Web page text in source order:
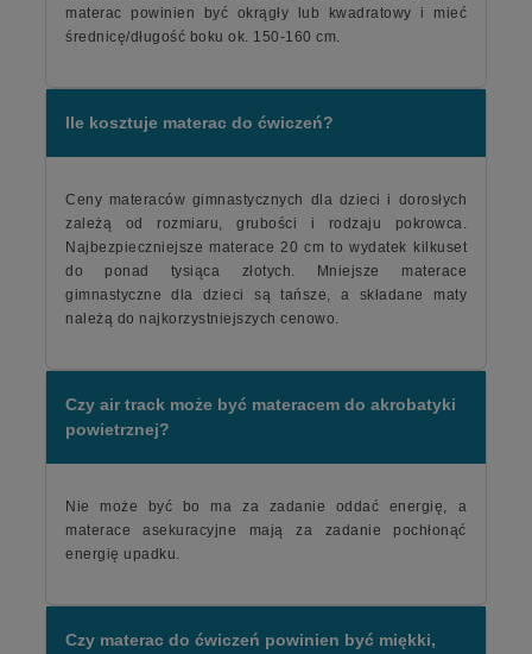
materac powinien być okrągły lub kwadratowy i mieć
średnicę/długość boku ok. 150-160 cm.
Ile kosztuje materac do ćwiczeń?
Ceny materaców gimnastycznych dla dzieci i dorosłych
zależą od rozmiaru, grubości i rodzaju pokrowca.
Najbezpieczniejsze materace 20 cm to wydatek kilkuset
do ponad tysiąca złotych. Mniejsze materace
gimnastyczne dla dzieci są tańsze, a składane maty
należą do najkorzystniejszych cenowo.
Czy air track może być materacem do akrobatyki
powietrznej?
Nie może być bo ma za zadanie oddać energię, a
materace asekuracyjne mają za zadanie pochłonąć
energię upadku.
Czy materac do ćwiczeń powinien być miękki,